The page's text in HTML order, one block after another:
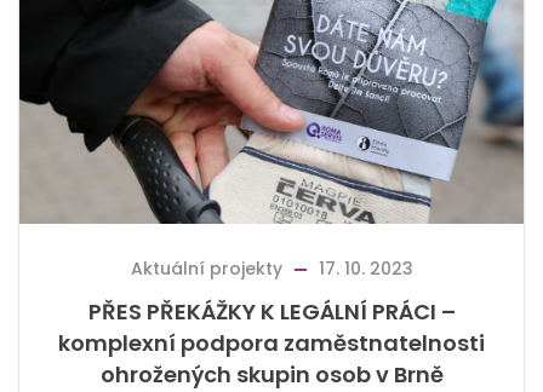
Aktuální projekty 17. 10. 2023
PŘES PŘEKÁŽKY K LEGÁLNÍ PRÁCI –
komplexní podpora zaměstnatelnosti
ohrožených skupin osob v Brně